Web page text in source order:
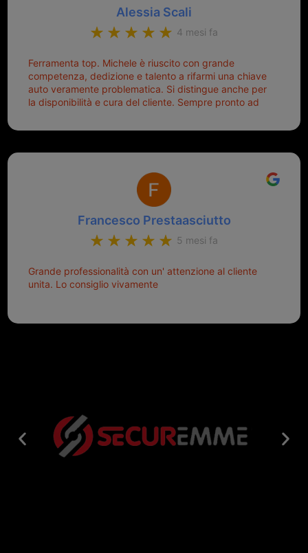
Alessia Scali
4 mesi fa
Ferramenta top. Michele è riuscito con grande
competenza, dedizione e talento a rifarmi una chiave
auto veramente problematica. Si distingue anche per
la disponibilità e cura del cliente. Sempre pronto ad
Francesco Prestaasciutto
5 mesi fa
Grande professionalità con un' attenzione al cliente
unita. Lo consiglio vivamente